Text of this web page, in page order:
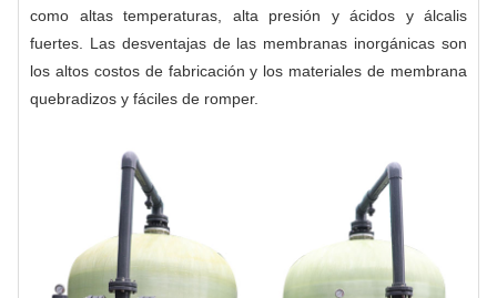
como altas temperaturas, alta presión y ácidos y álcalis
fuertes. Las desventajas de las membranas inorgánicas son
los altos costos de fabricación y los materiales de membrana
quebradizos y fáciles de romper.